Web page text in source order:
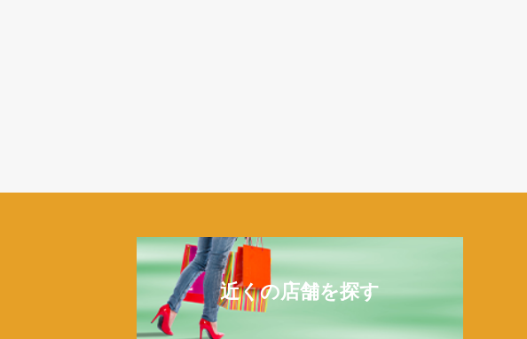
近くの店舗を探す